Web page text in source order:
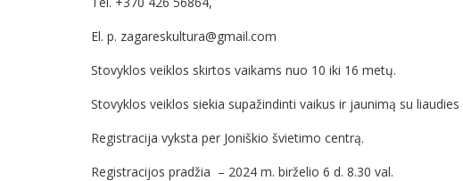
El. p. zagareskultura@gmail.com
Stovyklos veiklos skirtos vaikams nuo 10 iki 16 metų.
Stovyklos veiklos siekia supažindinti vaikus ir jaunimą su
Registracija vyksta per Joniškio švietimo centrą.
Registracijos pradžia – 2024 m. birželio 6 d. 8.30 val.